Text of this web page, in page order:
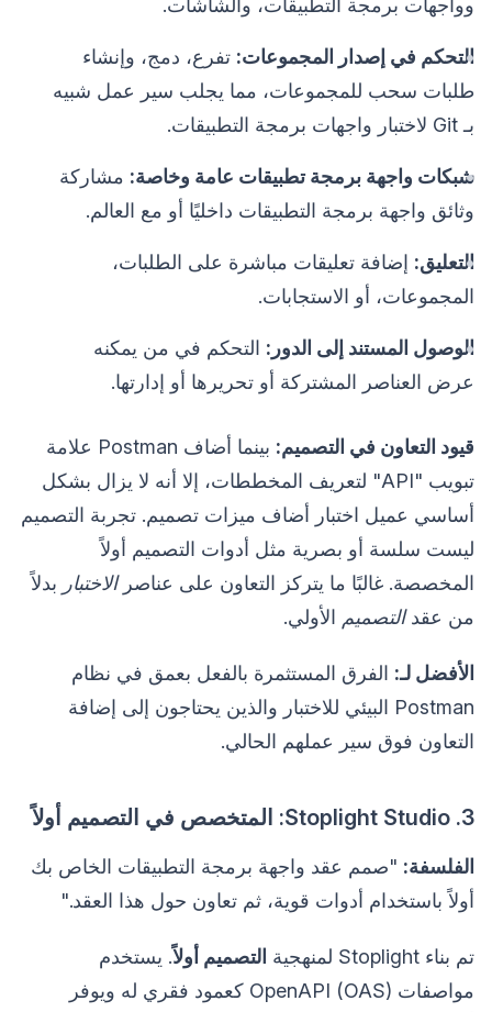
وواجهات برمجة التطبيقات، والشاشات.
التحكم في إصدار المجموعات: تفرع، دمج، وإنشاء
طلبات سحب للمجموعات، مما يجلب سير عمل شبيه
بـ Git لاختبار واجهات برمجة التطبيقات.
شبكات واجهة برمجة تطبيقات عامة وخاصة: مشاركة
وثائق واجهة برمجة التطبيقات داخليًا أو مع العالم.
التعليق: إضافة تعليقات مباشرة على الطلبات،
المجموعات، أو الاستجابات.
الوصول المستند إلى الدور: التحكم في من يمكنه
عرض العناصر المشتركة أو تحريرها أو إدارتها.
قيود التعاون في التصميم:
بينما أضاف Postman علامة
تبويب "API" لتعريف المخططات، إلا أنه لا يزال بشكل
أساسي عميل اختبار أضاف ميزات تصميم. تجربة التصميم
ليست سلسة أو بصرية مثل أدوات التصميم أولاً
المخصصة. غالبًا ما يتركز التعاون على عناصرالاختبار بدلاً
من عقدالتصميم الأولي.
الأفضل لـ: الفرق المستثمرة بالفعل بعمق في نظام
Postman البيئي للاختبار والذين يحتاجون إلى إضافة
التعاون فوق سير عملهم الحالي.
3. Stoplight Studio: المتخصص في التصميم أولاً
الفلسفة: "صمم عقد واجهة برمجة التطبيقات الخاص بك
أولاً باستخدام أدوات قوية، ثم تعاون حول هذا العقد."
تم بناء Stoplight لمنهجية التصميم أولاً. يستخدم
مواصفات OpenAPI (OAS) كعمود فقري له ويوفر